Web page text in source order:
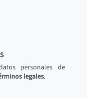
personales de
legales.